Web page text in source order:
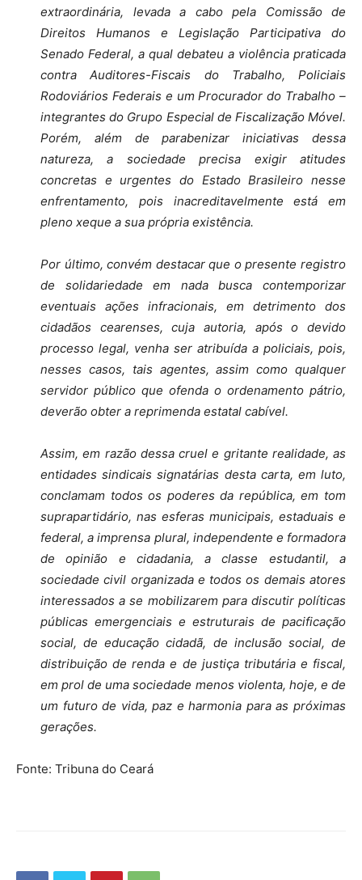
extraordinária, levada a cabo pela Comissão de
Direitos Humanos e Legislação Participativa do
Senado Federal, a qual debateu a violência praticada
contra Auditores-Fiscais do Trabalho, Policiais
Rodoviários Federais e um Procurador do Trabalho –
integrantes do Grupo Especial de Fiscalização Móvel.
Porém, além de parabenizar iniciativas dessa
natureza, a sociedade precisa exigir atitudes
concretas e urgentes do Estado Brasileiro nesse
enfrentamento, pois inacreditavelmente está em
pleno xeque a sua própria existência.
Por último, convém destacar que o presente registro
de solidariedade em nada busca contemporizar
eventuais ações infracionais, em detrimento dos
cidadãos cearenses, cuja autoria, após o devido
processo legal, venha ser atribuída a policiais, pois,
nesses casos, tais agentes, assim como qualquer
servidor público que ofenda o ordenamento pátrio,
deverão obter a reprimenda estatal cabível.
Assim, em razão dessa cruel e gritante realidade, as
entidades sindicais signatárias desta carta, em luto,
conclamam todos os poderes da república, em tom
suprapartidário, nas esferas municipais, estaduais e
federal, a imprensa plural, independente e formadora
de opinião e cidadania, a classe estudantil, a
sociedade civil organizada e todos os demais atores
interessados a se mobilizarem para discutir políticas
públicas emergenciais e estruturais de pacificação
social, de educação cidadã, de inclusão social, de
distribuição de renda e de justiça tributária e fiscal,
em prol de uma sociedade menos violenta, hoje, e de
um futuro de vida, paz e harmonia para as próximas
gerações.
Fonte: Tribuna do Ceará